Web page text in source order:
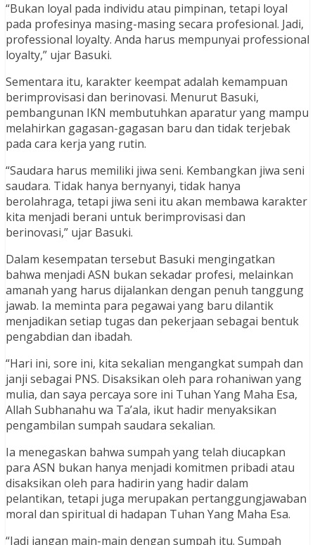
“Bukan loyal pada individu atau pimpinan, tetapi loyal
pada profesinya masing-masing secara profesional. Jadi,
professional loyalty. Anda harus mempunyai professional
loyalty,” ujar Basuki.
Sementara itu, karakter keempat adalah kemampuan
berimprovisasi dan berinovasi. Menurut Basuki,
pembangunan IKN membutuhkan aparatur yang mampu
melahirkan gagasan-gagasan baru dan tidak terjebak
pada cara kerja yang rutin.
“Saudara harus memiliki jiwa seni. Kembangkan jiwa seni
saudara. Tidak hanya bernyanyi, tidak hanya
berolahraga, tetapi jiwa seni itu akan membawa karakter
kita menjadi berani untuk berimprovisasi dan
berinovasi,” ujar Basuki.
Dalam kesempatan tersebut Basuki mengingatkan
bahwa menjadi ASN bukan sekadar profesi, melainkan
amanah yang harus dijalankan dengan penuh tanggung
jawab. Ia meminta para pegawai yang baru dilantik
menjadikan setiap tugas dan pekerjaan sebagai bentuk
pengabdian dan ibadah.
“Hari ini, sore ini, kita sekalian mengangkat sumpah dan
janji sebagai PNS. Disaksikan oleh para rohaniwan yang
mulia, dan saya percaya sore ini Tuhan Yang Maha Esa,
Allah Subhanahu wa Ta’ala, ikut hadir menyaksikan
pengambilan sumpah saudara sekalian.
Ia menegaskan bahwa sumpah yang telah diucapkan
para ASN bukan hanya menjadi komitmen pribadi atau
disaksikan oleh para hadirin yang hadir dalam
pelantikan, tetapi juga merupakan pertanggungjawaban
moral dan spiritual di hadapan Tuhan Yang Maha Esa.
“Jadi jangan main-main dengan sumpah itu. Sumpah